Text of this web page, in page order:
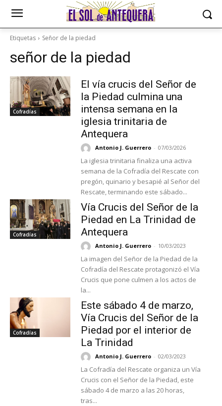
Etiquetas Señor de la piedad
señor de la piedad
Cofradías
El vía crucis del Señor de
la Piedad culmina una
intensa semana en la
iglesia trinitaria de
Antequera
Antonio J. Guerrero - 07/03/2026
La iglesia trinitaria finaliza una activa
semana de la Cofradía del Rescate con
pregón, quinario y besapié al Señor del
Rescate, terminando este sábado...
Cofradías
Vía Crucis del Señor de la
Piedad en La Trinidad de
Antequera
Antonio J. Guerrero - 10/03/2023
La imagen del Señor de la Piedad de la
Cofradía del Rescate protagonizó el Vía
Crucis que pone culmen a los actos de
la...
Cofradías
Este sábado 4 de marzo,
Vía Crucis del Señor de la
Piedad por el interior de
La Trinidad
Antonio J. Guerrero - 02/03/2023
La Cofradía del Rescate organiza un Vía
Crucis con el Señor de la Piedad, este
sábado 4 de marzo a las 20 horas,
tras...